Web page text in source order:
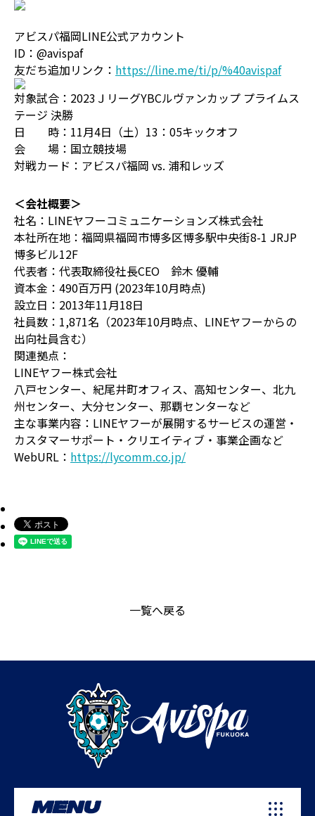
アビスパ福岡LINE公式アカウント
ID：@avispaf
友だち追加リンク： https://line.me/ti/p/%40avispaf
対象試合：2023ＪリーグYBCルヴァンカップ プライムス
テージ 決勝
日 時：11月4日（土）13：05キックオフ
会 場：国立競技場
対戦カード：アビスパ福岡 vs. 浦和レッズ
＜会社概要＞
社名：LINEヤフーコミュニケーションズ株式会社
本社所在地：福岡県福岡市博多区博多駅中央街8-1 JRJP
博多ビル12F
代表者：代表取締役社長CEO 鈴木 優輔
資本金：490百万円 (2023年10月時点)
設立日：2013年11月18日
社員数：1,871名（2023年10月時点、LINEヤフーからの
出向社員含む）
関連拠点：
LINEヤフー株式会社
八戸センター、紀尾井町オフィス、高知センター、北九
州センター、大分センター、那覇センターなど
主な事業内容：LINEヤフーが展開するサービスの運営・
カスタマーサポート・クリエイティブ・事業企画など
WebURL： https://lycomm.co.jp/
一覧へ戻る
MENU